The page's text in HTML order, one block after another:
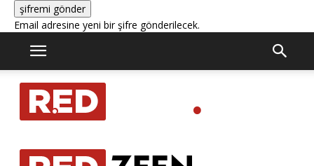
Email adresine yeni bir şifre gönderilecek.